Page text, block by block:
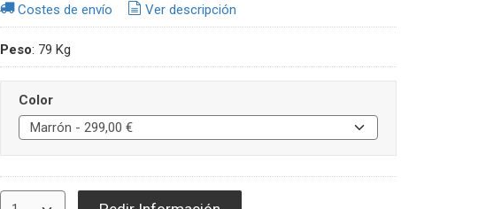
Costes de envío Ver descripción
Peso: 79 Kg
Color